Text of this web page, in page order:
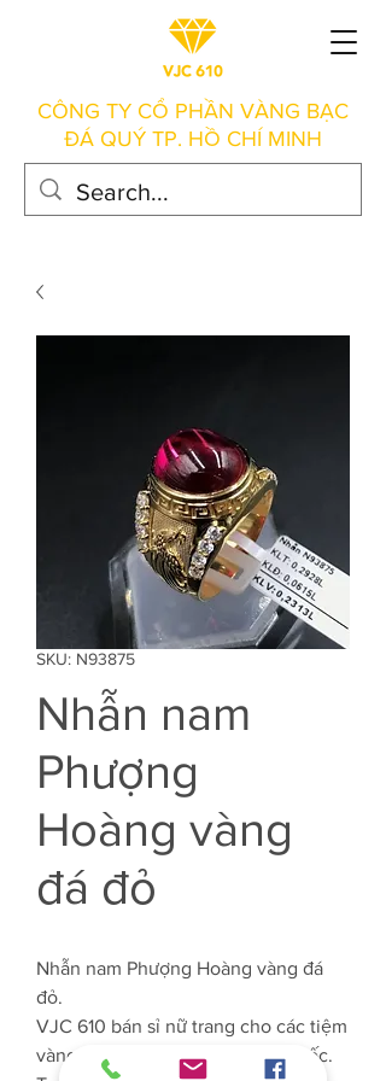
CÔNG TY CỔ PHẦN VÀNG BẠC
ĐÁ QUÝ TP. HỒ CHÍ MINH
SKU: N93875
Nhẫn nam
Phượng
Hoàng vàng
đá đỏ
Nhẫn nam Phượng Hoàng vàng đá
đỏ.
VJC 610 bán sỉ nữ trang cho các tiệm
vàng tại Tp.HCM và trên toàn quốc.